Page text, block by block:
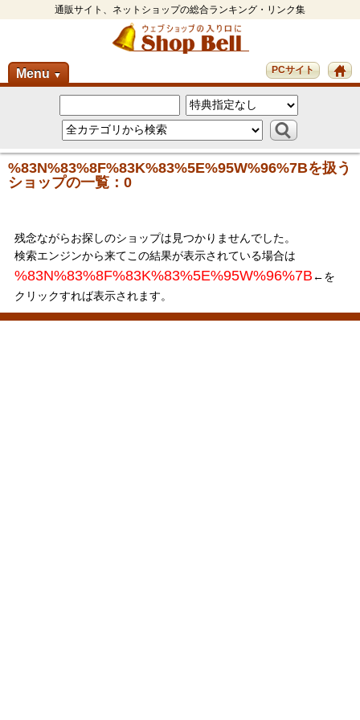
通販サイト、ネットショップの総合ランキング・リンク集
Menu ▼ PCサイト
%83N%83%8F%83K%83%5E%95W%96%7Bを扱う
ショップの一覧：0
残念ながらお探しのショップは見つかりませんでした。
検索エンジンから来てこの結果が表示されている場合は
%83N%83%8F%83K%83%5E%95W%96%7B ←を
クリックすれば表示されます。